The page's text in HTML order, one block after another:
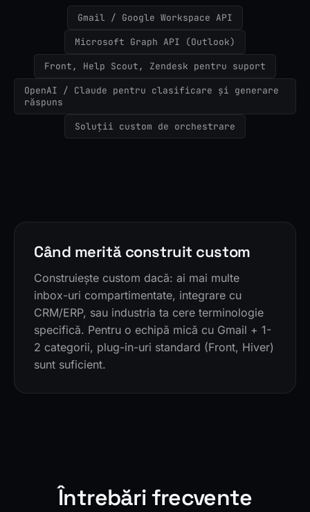
Gmail / Google Workspace API
Microsoft Graph API (Outlook)
Front, Help Scout, Zendesk pentru suport
OpenAI / Claude pentru clasificare și generare
răspuns
Soluții custom de orchestrare
Când merită construit custom
Construiește custom dacă: ai mai multe
inbox-uri compartimentate, integrare cu
CRM/ERP, sau industria ta cere terminologie
specifică. Pentru o echipă mică cu Gmail + 1-
2 categorii, plug-in-uri standard (Front, Hiver)
sunt suficient.
Întrebări frecvente